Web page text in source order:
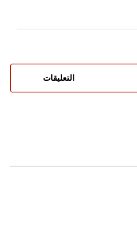
التعليقات